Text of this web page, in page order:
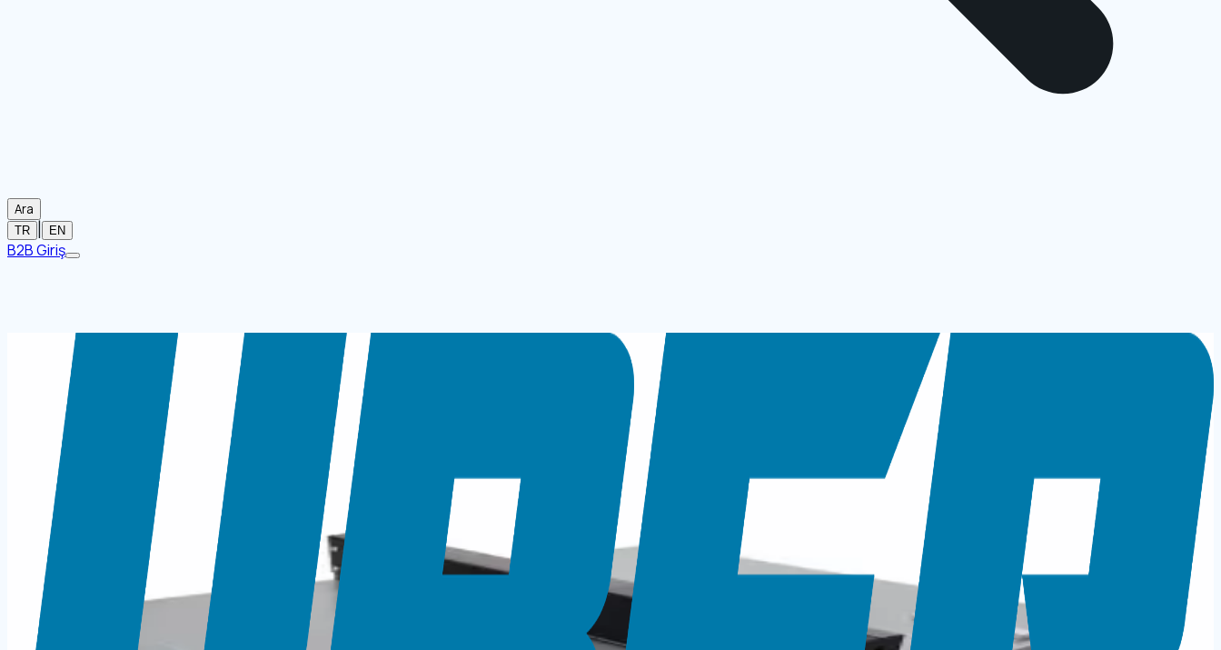
Ara
TR EN
B2B Giriş
Ana Sayfa UBER Kesme Sistemleri
UBER KM650 TAM OTOMATİK KIRMA VE PERFORAJ MAKİNESİ
Görsel mevcut değil
UBER KM650 TAM OTOMATİK KIRMA VE PERFORAJ MAKİNESİ
Stok Kodu:
Kağıt Kırma ve Katlama Makineleri
Kesme Sistemleri
Kaliteli kağit kirma ürünüdür. Günlük ofis ve kırtasiye ihtiyaçlarında güvenilir performans sunar.
Öne Çıkan Özellikler
Geri Sarma Özelliği: Levha sıkışmalarında pratik geri alma mekanizması
Teknik Bilgiler